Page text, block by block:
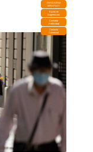
DESCARGA
MIRAPLAY
Buzón de
Sugerencias
Contratar
Publicidad
Contacto
Comercial